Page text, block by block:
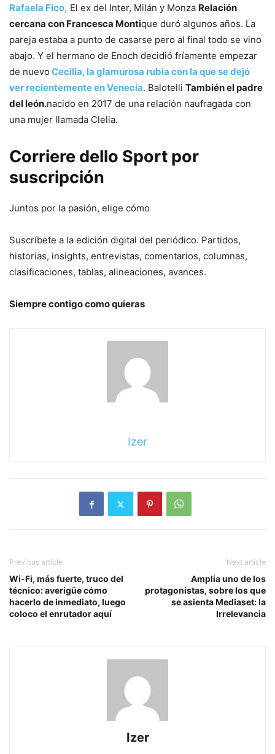
Rafaela Fico, El ex del Inter, Milán y Monza Relación
cercana con Francesca Montique duró algunos años. La
pareja estaba a punto de casarse pero al final todo se vino
abajo. Y el hermano de Enoch decidió fríamente empezar
de nuevo Cecilia, la glamurosa rubia con la que se dejó
ver recientemente en Venecia. Balotelli También el padre
del león.nacido en 2017 de una relación naufragada con
una mujer llamada Clelia.
Corriere dello Sport por
suscripción
Juntos por la pasión, elige cómo
Suscríbete a la edición digital del periódico. Partidos,
historias, insights, entrevistas, comentarios, columnas,
clasificaciones, tablas, alineaciones, avances.
Siempre contigo como quieras
Izer
Previous article
Wi-Fi, más fuerte, truco del
técnico: averigüe cómo
hacerlo de inmediato, luego
coloco el enrutador aquí
Next article
Amplia uno de los
protagonistas, sobre los que
se asienta Mediaset: la
Irrelevancia
Izer